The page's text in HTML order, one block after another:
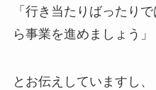
「行き当たりばったり
ら事業を進めましょう」
とお伝えしていますし、